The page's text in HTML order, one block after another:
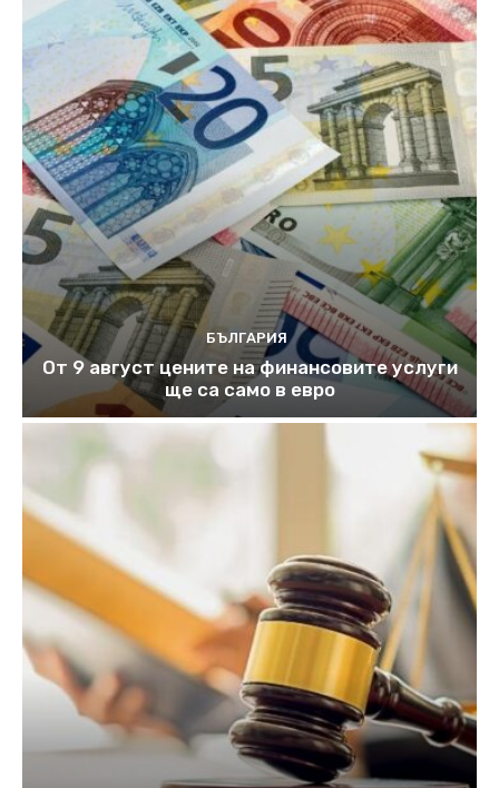
БЪЛГАРИЯ
От 9 август цените на финансовите услуги
ще са само в евро